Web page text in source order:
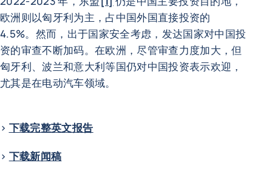
欧洲则以匈牙利为主，占中国外国直接投资的
4.5%。然而，出于国家安全考虑，发达国家对中国投
资的审查不断加码。在欧洲，尽管审查力度加大，但
匈牙利、波兰和意大利等国仍对中国投资表示欢迎，
尤其是在电动汽车领域。
> 下载完整英文报告
> 下载新闻稿